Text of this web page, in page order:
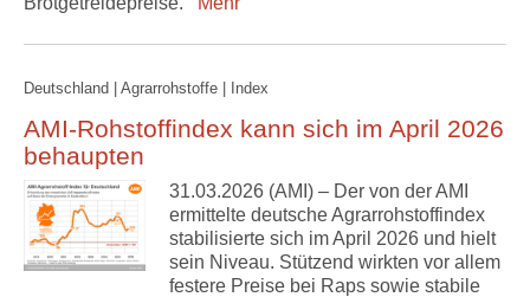
Deutschland | Agrarrohstoffe | Index
AMI-Rohstoffindex kann sich im April 2026
behaupten
31.03.2026 (AMI) – Der von der AMI
ermittelte deutsche Agrarrohstoffindex
stabilisierte sich im April 2026 und hielt
sein Niveau. Stützend wirkten vor allem
festere Preise bei Raps sowie stabile